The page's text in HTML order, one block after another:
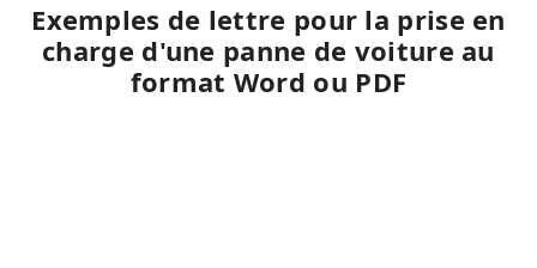
Exemples de lettre pour la prise en
charge d'une panne de voiture au
format Word ou PDF